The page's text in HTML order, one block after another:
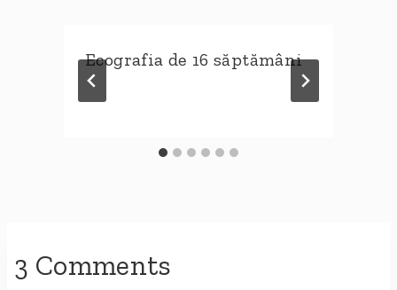
Ecografia de 16 săptămâni
3 Comments